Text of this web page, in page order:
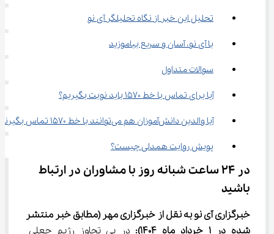
تحلیل این خبر از نگاه تحلیلگر آی نو
با آی نو، آسان و سریع بیاموزید
سوالات متداول
آیا برای تماس با خط 1570 باید نوبت بگیریم؟
آیا والدین دانش‌آموزان هم می‌توانند با خط 1570 تماس بگیرند؟
پویش روایت همدلی چیست؟
در 24 ساعت شبانه روز با مشاوران در ارتباط
باشید
خبرگزاری آی نو به نقل از خبرگزاری مهر (مطابق خبر منتشر
شده در 1 خرداد ماه 1404):
در پی تجاوز رژیم جعلی